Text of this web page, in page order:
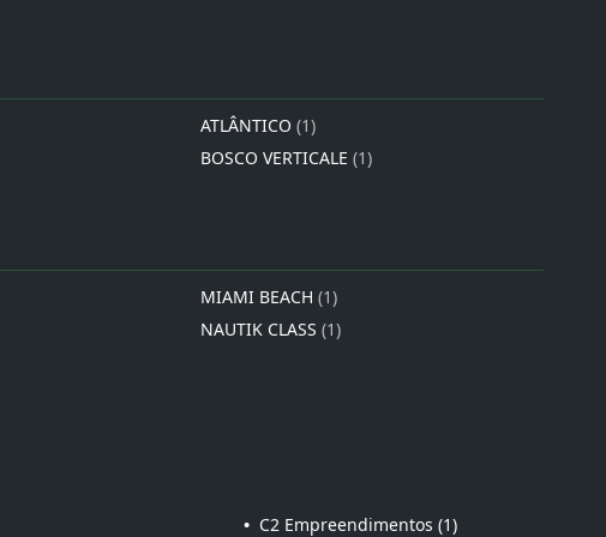
ATLÂNTICO (1)
BOSCO VERTICALE (1)
MIAMI BEACH (1)
NAUTIK CLASS (1)
• C2 Empreendimentos (1)